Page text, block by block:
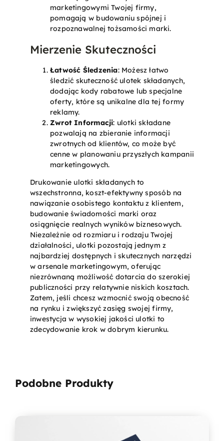
marketingowymi Twojej firmy,
pomagają w budowaniu spójnej i
rozpoznawalnej tożsamości marki.
Mierzenie Skuteczności
Łatwość Śledzenia: Możesz łatwo
śledzić skuteczność ulotek składanych,
dodając kody rabatowe lub specjalne
oferty, które są unikalne dla tej formy
reklamy.
Zwrot Informacji: ulotki składane
pozwalają na zbieranie informacji
zwrotnych od klientów, co może być
cenne w planowaniu przyszłych kampanii
marketingowych.
Drukowanie ulotki składanych to
wszechstronna, koszt-efektywny sposób na
nawiązanie osobistego kontaktu z klientem,
budowanie świadomości marki oraz
osiągnięcie realnych wyników biznesowych.
Niezależnie od rozmiaru i rodzaju Twojej
działalności, ulotki pozostają jednym z
najbardziej dostępnych i skutecznych narzędzi
w arsenale marketingowym, oferując
niezrównaną możliwość dotarcia do szerokiej
publiczności przy relatywnie niskich kosztach.
Zatem, jeśli chcesz wzmocnić swoją obecność
na rynku i zwiększyć zasięg swojej firmy,
inwestycja w wysokiej jakości ulotki to
zdecydowanie krok w dobrym kierunku.
Podobne Produkty